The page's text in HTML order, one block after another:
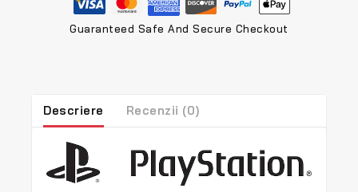
Guaranteed Safe And Secure Checkout
Descriere Recenzii (0)